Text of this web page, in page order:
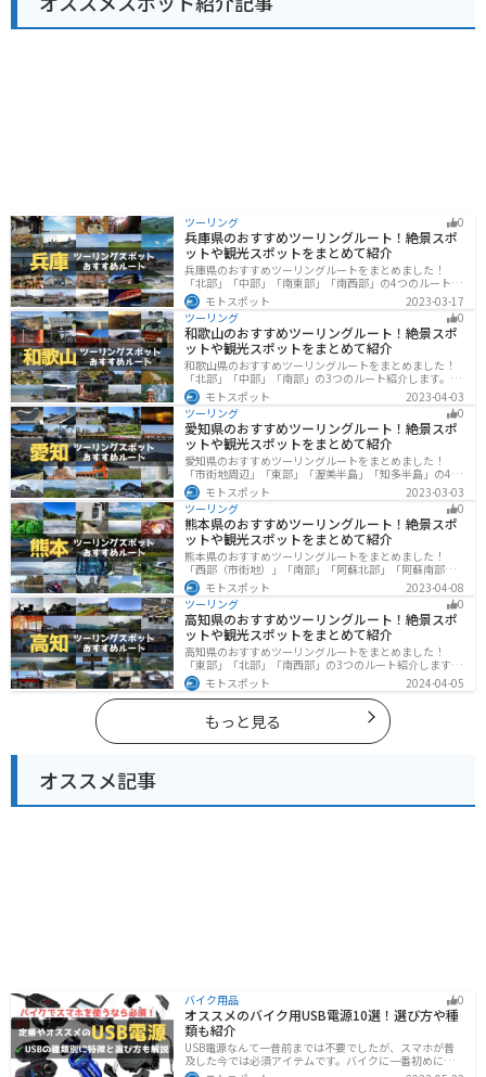
トは景色も良くおすすめです。 道の駅 常陸大宮は、地元
の特産品やグルメを楽しみながら、休憩できる場所で
ツーリング 0
兵庫県のおすすめツーリングルート！絶景スポ
ットや観光スポットをまとめて紹介
兵庫県のおすすめツーリングルートをまとめました！
「北部」「中部」「南東部」「南西部」の4つのルート紹
介します。自然豊かな山を堪能できる北部と中部、街中
で海辺の南部と違った楽しみ方ができます。バイクで兵
庫県にツーリングに行く際は参考にしてください。
モトスポット
2023-03-17
ツーリング
0
和歌山のおすすめツーリングルート！絶景スポ
ットや観光スポットをまとめて紹介
和歌山県のおすすめツーリングルートをまとめました！
「北部」「中部」「南部」の3つのルート紹介します。海
と山に囲まれた自然豊かなエリアが広がり、様々な楽し
み方ができます。バイクで和歌山県にツーリングに行く
際は参考にしてください。
モトスポット
2023-04-03
ツーリング
0
愛知県のおすすめツーリングルート！絶景スポ
ットや観光スポットをまとめて紹介
愛知県のおすすめツーリングルートをまとめました！
「市街地周辺」「東部」「渥美半島」「知多半島」の4つ
のルート紹介します。名古屋周辺の栄えたスポットから
山、海、美術館なども多数あり、自然・歴史・文化を満
喫するツーリングができます。バイクで愛知県にツーリ
ングに行く際は参考にしてください。
モトスポット
2023-03-03
ツーリング
0
熊本県のおすすめツーリングルート！絶景スポ
ットや観光スポットをまとめて紹介
熊本県のおすすめツーリングルートをまとめました！
「西部（市街地）」「南部」「阿蘇北部」「阿蘇南部」
の4つのルート紹介します。阿蘇山や天草諸島をはじめと
した豊かな自然や、熊本城や水前寺成趣園など歴史ある
観光スポットが多数あり、様々な楽しみ方ができます。
バイクで熊本県にツーリングに行く際は参考にしてくだ
さい。
モトスポット
2023-04-08
ツーリング
0
高知県のおすすめツーリングルート！絶景スポ
ットや観光スポットをまとめて紹介
高知県のおすすめツーリングルートをまとめました！
「東部」「北部」「南西部」の3つのルート紹介します。
山と海どちらも楽しめるスポットが多数あり、様々な楽
しみ方ができます。バイクで高知県にツーリングに行く
際は参考にしてください。
モトスポット 2024-04-05
もっと見る
オススメ記事
バイク用品 0
オススメのバイク用USB電源10選！選び方や種
類も紹介
USB電源なんて一昔前までは不要でしたが、スマホが普
及した今では必須アイテムです。バイクに一番初めにつ
けたいグッズです。この記事では、そんなバイク用USB電